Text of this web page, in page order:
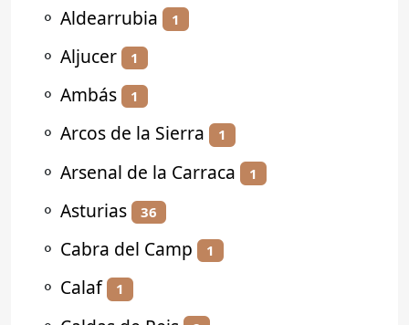
⚬ Aldearrubia 1
⚬ Aljucer 1
⚬ Ambás 1
⚬ Arcos de la Sierra 1
⚬ Arsenal de la Carraca 1
⚬ Asturias 36
⚬ Cabra del Camp 1
⚬ Calaf 1